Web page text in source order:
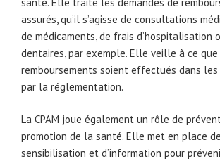
assurés, qu’il s’agisse de consultations
de médicaments, de frais d’hospitalisation
dentaires, par exemple. Elle veille à ce
remboursements soient effectués dans
par la réglementation.
La CPAM joue également un rôle de
promotion de la santé. Elle met en place
sensibilisation et d’information pour